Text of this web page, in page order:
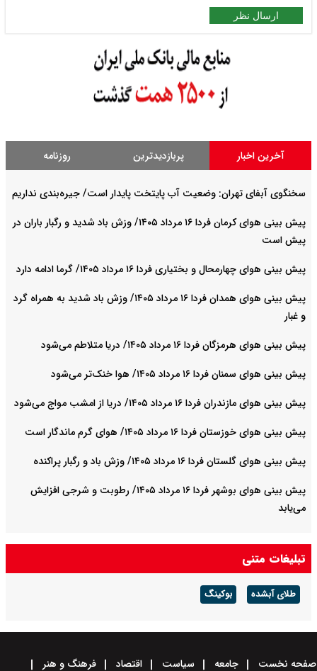
ارسال نظر
آخرین اخبار پربازدیدترین روزنامه
سخنگوی آبفای تهران: وضعیت آب پایتخت پایدار است/ جیره‌بندی نداریم
پیش بینی هوای کرمان فردا ۱۶ مرداد ۱۴۰۵/ وزش باد شدید و رگبار باران در
پیش است
پیش بینی هوای چهارمحال و بختیاری فردا ۱۶ مرداد ۱۴۰۵/ گرما ادامه دارد
پیش بینی هوای همدان فردا ۱۶ مرداد ۱۴۰۵/ وزش باد شدید به همراه گرد
و غبار
پیش بینی هوای هرمزگان فردا ۱۶ مرداد ۱۴۰۵/ دریا متلاطم می‌شود
پیش بینی هوای سمنان فردا ۱۶ مرداد ۱۴۰۵/ هوا خنک‌تر می‌شود
پیش بینی هوای مازندران فردا ۱۶ مرداد ۱۴۰۵/ دریا از امشب مواج می‌شود
پیش بینی هوای خوزستان فردا ۱۶ مرداد ۱۴۰۵/ هوای گرم ماندگار است
پیش بینی هوای گلستان فردا ۱۶ مرداد ۱۴۰۵/ وزش باد و رگبار پراکنده
پیش بینی هوای بوشهر فردا ۱۶ مرداد ۱۴۰۵/ رطوبت و شرجی افزایش
می‌یابد
تبلیغات متنی
طلای آبشده بوکینگ
صفحه نخست جامعه سیاست اقتصاد فرهنگ و هنر